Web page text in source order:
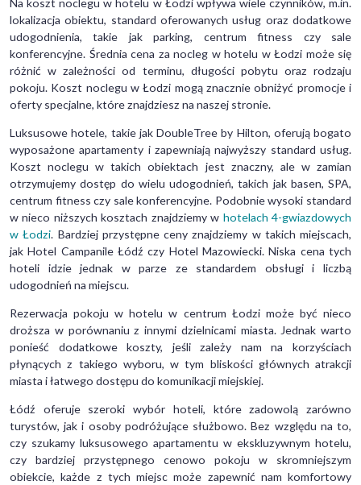
lokalizacja obiektu, standard oferowanych usług oraz dodatkowe
udogodnienia, takie jak parking, centrum fitness czy sale
konferencyjne. Średnia cena za nocleg w hotelu w Łodzi może się
różnić w zależności od terminu, długości pobytu oraz rodzaju
pokoju. Koszt noclegu w Łodzi mogą znacznie obniżyć promocje i
oferty specjalne, które znajdziesz na naszej stronie.
Luksusowe hotele, takie jak DoubleTree by Hilton, oferują bogato
wyposażone apartamenty i zapewniają najwyższy standard usług.
Koszt noclegu w takich obiektach jest znaczny, ale w zamian
otrzymujemy dostęp do wielu udogodnień, takich jak basen, SPA,
centrum fitness czy sale konferencyjne. Podobnie wysoki standard
w nieco niższych kosztach znajdziemy w hotelach 4-gwiazdowych
w Łodzi. Bardziej przystępne ceny znajdziemy w takich miejscach,
jak Hotel Campanile Łódź czy Hotel Mazowiecki. Niska cena tych
hoteli idzie jednak w parze ze standardem obsługi i liczbą
udogodnień na miejscu.
Rezerwacja pokoju w hotelu w centrum Łodzi może być nieco
droższa w porównaniu z innymi dzielnicami miasta. Jednak warto
ponieść dodatkowe koszty, jeśli zależy nam na korzyściach
płynących z takiego wyboru, w tym bliskości głównych atrakcji
miasta i łatwego dostępu do komunikacji miejskiej.
Łódź oferuje szeroki wybór hoteli, które zadowolą zarówno
turystów, jak i osoby podróżujące służbowo. Bez względu na to,
czy szukamy luksusowego apartamentu w ekskluzywnym hotelu,
czy bardziej przystępnego cenowo pokoju w skromniejszym
obiekcie, każde z tych miejsc może zapewnić nam komfortowy